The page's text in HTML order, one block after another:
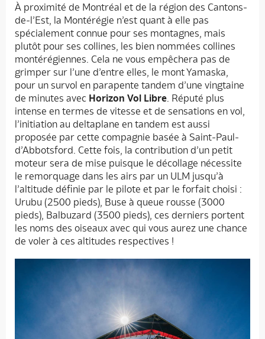
À proximité de Montréal et de la région des Cantons-
de-l’Est, la Montérégie n’est quant à elle pas
spécialement connue pour ses montagnes, mais
plutôt pour ses collines, les bien nommées collines
montérégiennes. Cela ne vous empêchera pas de
grimper sur l’une d’entre elles, le mont Yamaska,
pour un survol en parapente tandem d’une vingtaine
de minutes avec Horizon Vol Libre . Réputé plus
intense en termes de vitesse et de sensations en vol,
l’initiation au deltaplane en tandem est aussi
proposée par cette compagnie basée à Saint-Paul-
d’Abbotsford. Cette fois, la contribution d’un petit
moteur sera de mise puisque le décollage nécessite
le remorquage dans les airs par un ULM jusqu’à
l’altitude définie par le pilote et par le forfait choisi :
Urubu (2500 pieds), Buse à queue rousse (3000
pieds), Balbuzard (3500 pieds), ces derniers portent
les noms des oiseaux avec qui vous aurez une chance
de voler à ces altitudes respectives !